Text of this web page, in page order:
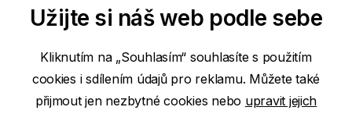
Prohlášení o přístupnosti
Užijte si náš web podle sebe
Kliknutím na „Souhlasím“ souhlasíte s použitím
cookies i sdílením údajů pro reklamu. Můžete také
přijmout jen nezbytné cookies nebo upravit jejich